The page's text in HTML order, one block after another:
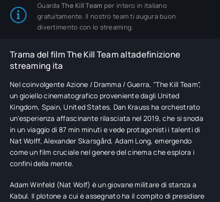
Guarda The Kill Team per intero in italiano
gratuitamente. Il nostro team ti augura buon
divertimento con lo streaming.
Trama del film The Kill Team altadefinizione
streaming ita
Nel coinvolgente Azione / Dramma / Guerra, "The Kill Team",
un gioiello cinematografico proveniente dagli United
Kingdom, Spain, United States, Dan Krauss ha orchestrato
un'esperienza affascinante rilasciata nel 2019, che si snoda
in un viaggio di 87 min minuti e vede protagonisti i talenti di
Nat Wolff, Alexander Skarsgård, Adam Long, emergendo
come un film cruciale nel genere del cinema che esplora i
confini della mente.
Adam Winfeld (Nat Wolf) è un giovane militare di stanza a
Kabul. Il plotone a cui è assegnato ha il compito di presidiare